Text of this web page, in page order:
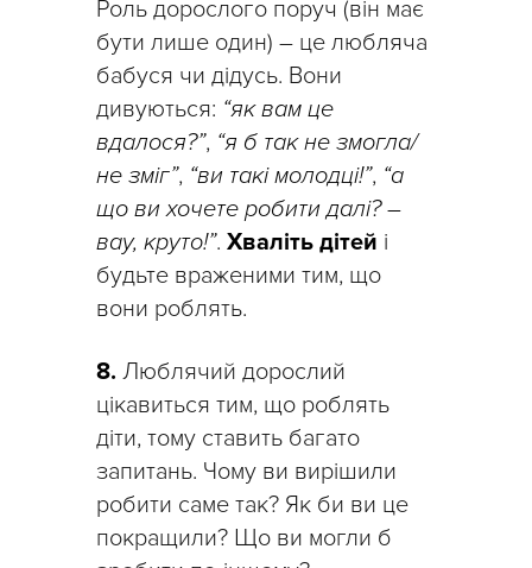
Роль дорослого поруч (він має
бути лише один) – це любляча
бабуся чи дідусь. Вони
дивуються: “як вам це
вдалося?”, “я б так не змогла/
не зміг”, “ви такі молодці!”, “а
що ви хочете робити далі? –
вау, круто!”. Хваліть дітей і
будьте враженими тим, що
вони роблять.
8. Люблячий дорослий
цікавиться тим, що роблять
діти, тому ставить багато
запитань. Чому ви вирішили
робити саме так? Як би ви це
покращили? Що ви могли б